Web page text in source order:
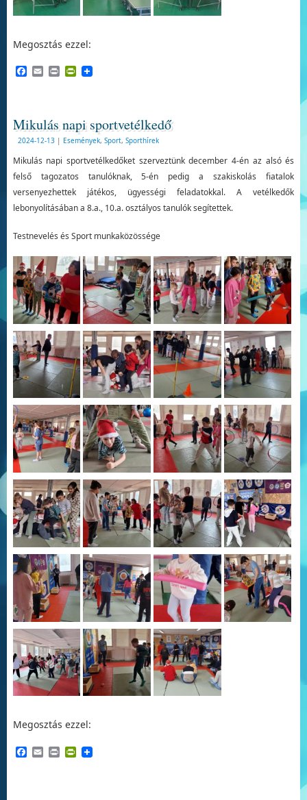
Megosztás ezzel:
Facebook
EmailPrintPrintFriendly
Mikulás napi sportvetélkedő
2024-12-13 | Események, Sport, Sporthírek
Mikulás napi sportvetélkedőket szerveztünk december 4-én az alsó és
felső tagozatos tanulóknak, 5-én pedig a szakiskolás fiatalok
versenyezhettek játékos, ügyességi feladatokkal. A vetélkedők
lebonyolításában a 8.a., 10.a. osztályos tanulók segítettek.
Testnevelés és Sport munkaközössége
Megosztás ezzel:
Facebook
EmailPrintPrintFriendly